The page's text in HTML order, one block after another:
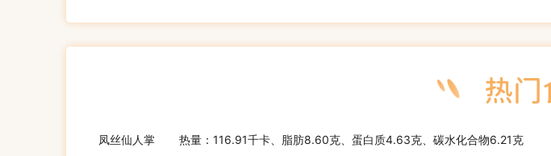
凤丝仙人掌 热量：116.91千卡、脂肪8.60克、蛋白质4.63克、碳水化合物6.21克